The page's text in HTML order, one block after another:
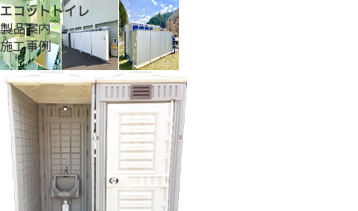
エコットトイレ
製品案内
施工事例